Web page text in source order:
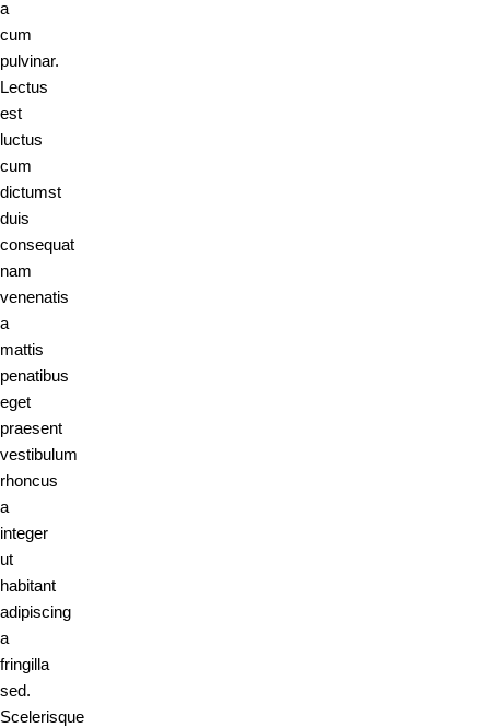
a
cum
pulvinar.
Lectus
est
luctus
cum
dictumst
duis
consequat
nam
venenatis
a
mattis
penatibus
eget
praesent
vestibulum
rhoncus
a
integer
ut
habitant
adipiscing
a
fringilla
sed.
Scelerisque